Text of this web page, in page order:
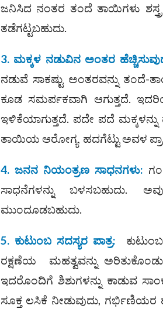
ಜನಿಸಿದ ನಂತರ ತಂದೆ ತಾಯಿಗಳು ಶಸ್ತ್ರ
ತಡೆಗಟ್ಟಬಹುದು.
3.ಮಕ್ಕಳ ನಡುವಿನ ಅಂತರ
ನಡುವೆ ಸಾಕಷ್ಟು ಅಂತರವನ್ನು
ಕೂಡ ಸಮರ್ಪಕವಾಗಿ ಆಗುತ್ತದೆ.
ಇಳಿಕೆಯಾಗುತ್ತದೆ. ಪದೇ ಪದೆ ಮಕ್ಕಳನ್ನು
ತಾಯಿಯ ಆರೋಗ್ಯ ಹದಗೆಟ್ಟು ಅವಳ
4. ಜನನ ನಿಯಂತ್ರಣ ಸಾಧನಗಳು:
ಸಾಧನೆಗಳನ್ನು ಬಳಸಬಹುದು.
ಮುಂದೂಡಬಹುದು.
5. ಕುಟುಂಬ ಸದಸ್ಯರ ಪಾತ್ರ:
ರಕ್ಷಣೆಯ ಮಹತ್ವವನ್ನು
ಇದರೊಂದಿಗೆ ಶಿಶುಗಳನ್ನು ಕಾಡುವ
ಸೂಕ್ತ ಲಸಿಕೆ ನೀಡುವುದು,